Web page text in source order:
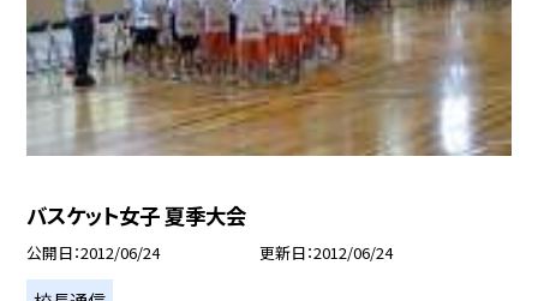
バスケット女子 夏季大会
公開日 2012/06/24 更新日 2012/06/24